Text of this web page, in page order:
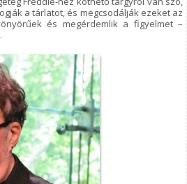
a tárlatot, és megcsodálják ezeket az
és megérdemlik a figyelmet –